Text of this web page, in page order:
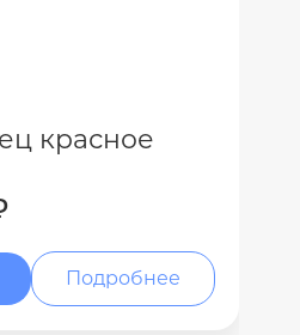
красное
Подробнее